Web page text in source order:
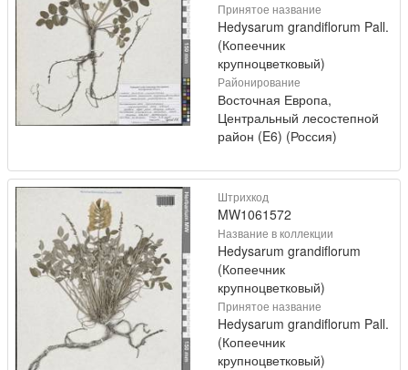
Принятое название
Hedysarum grandiflorum Pall.
(Копеечник
крупноцветковый)
Районирование
Восточная Европа,
Центральный лесостепной
район (E6) (Россия)
Штрихкод
MW1061572
Название в коллекции
Hedysarum grandiflorum
(Копеечник
крупноцветковый)
Принятое название
Hedysarum grandiflorum Pall.
(Копеечник
крупноцветковый)